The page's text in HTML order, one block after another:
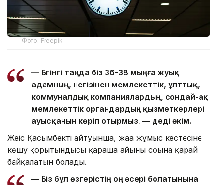
Фото: Freepik
— Бүгінгі таңда біз 36-38 мыңға жуық
адамның, негізінен мемлекеттік, ұлттық,
коммуналдық компаниялардың, сондай-ақ
мемлекеттік органдардың қызметкерлері
ауысқанын көріп отырмыз, — деді әкім.
Жеңіс Қасымбектің айтуынша, жаңа жұмыс кестесіне
көшу қорытындысы қараша айының соңына қарай
байқалатын болады.
— Біз бұл өзгерістің оң әсері болатынына